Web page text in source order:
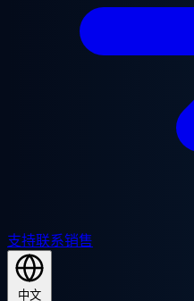
支持联系销售
中文